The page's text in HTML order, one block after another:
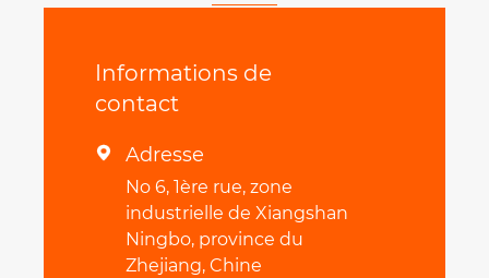
Informations de
contact
 Adresse
No 6, 1ère rue, zone
industrielle de Xiangshan
Ningbo, province du
Zhejiang, Chine